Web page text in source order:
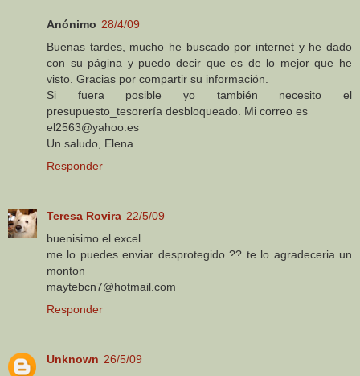
Anónimo 28/4/09
Buenas tardes, mucho he buscado por internet y he dado
con su página y puedo decir que es de lo mejor que he
visto. Gracias por compartir su información.
Si fuera posible yo también necesito el
presupuesto_tesorería desbloqueado. Mi correo es
el2563@yahoo.es
Un saludo, Elena.
Responder
Teresa Rovira 22/5/09
buenisimo el excel
me lo puedes enviar desprotegido ?? te lo agradeceria un
monton
maytebcn7@hotmail.com
Responder
Unknown 26/5/09